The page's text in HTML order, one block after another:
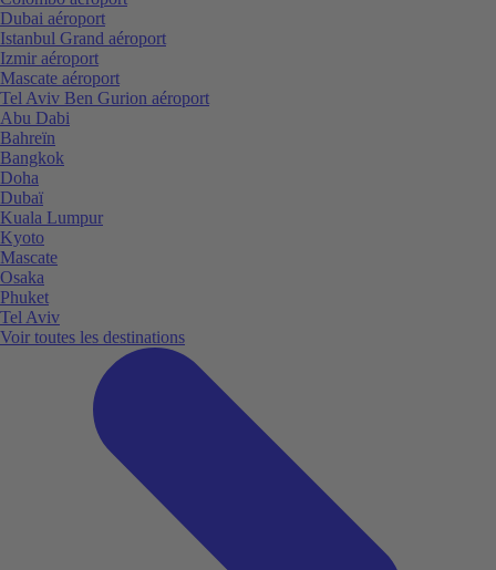
Dubai aéroport
Istanbul Grand aéroport
Izmir aéroport
Mascate aéroport
Tel Aviv Ben Gurion aéroport
Abu Dabi
Bahreïn
Bangkok
Doha
Dubaï
Kuala Lumpur
Kyoto
Mascate
Osaka
Phuket
Tel Aviv
Voir toutes les destinations